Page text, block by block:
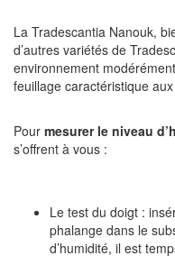
La Tradescantia Nanouk,
d’autres variétés de
environnement
feuillage caractéristique
Pour mesurer le niveau
s’offrent à vous :
Le test du doigt :
phalange dans le
d’humidité, il est